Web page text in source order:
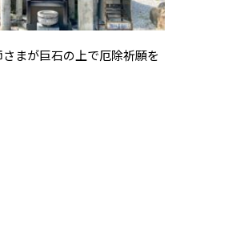
さまが巨石の上で厄除祈願を